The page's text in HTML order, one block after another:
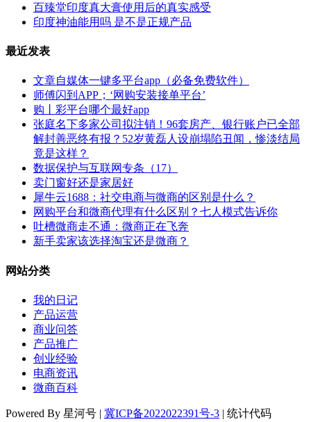
百臻堂印度真大膏使用后的真实感受
印度神油能用吗 是不是正规产品
最近发表
文章自媒体一键多平台app（必备免费软件）
师傅闪到APP；‘网购安装接单平台’
购丨彩平台哪个最好app
张庭名下多家公司拟注销！96套房产、银行账户已全部
解封善恶终有报？52岁黄磊人设崩塌陷丑闻，惨淡结局
竟是这样？
数据保护与互联网专条（17）
卖门窗好还是家居好
犀牛云1688：社交电商与微商的区别是什么？
网购平台和微商代理有什么区别？七人模式告诉你
吐槽微商走不通：微商正在飞奔
新手卖家该选择淘宝还是微商？
网站分类
我的日记
产品运营
商业问答
产品推广
创业经验
电商资讯
微商百科
Powered By 星河号 | 冀ICP备2022022391号-3 | 统计代码